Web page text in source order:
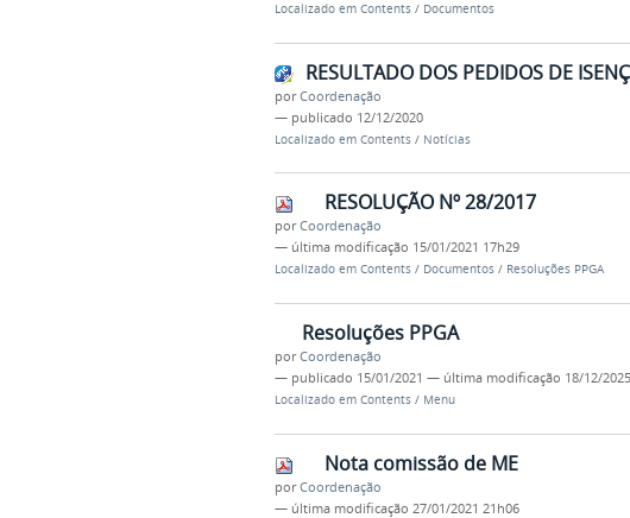
Localizado em Contents / Documentos
RESULTADO DOS PEDIDOS DE
porCoordenação
— publicado 12/12/2020
Localizado em Contents / Notícias
RESOLUÇÃO Nº 28/2017
porCoordenação
— última modificação 15/01/2021 17h29
Localizado em Contents / Documentos / Resoluções PPGA
Resoluções PPGA
porCoordenação
— publicado 15/01/2021 — última modificação 18/12/
Localizado em Contents / Menu
Nota comissão de ME
porCoordenação
— última modificação 27/01/2021 21h06